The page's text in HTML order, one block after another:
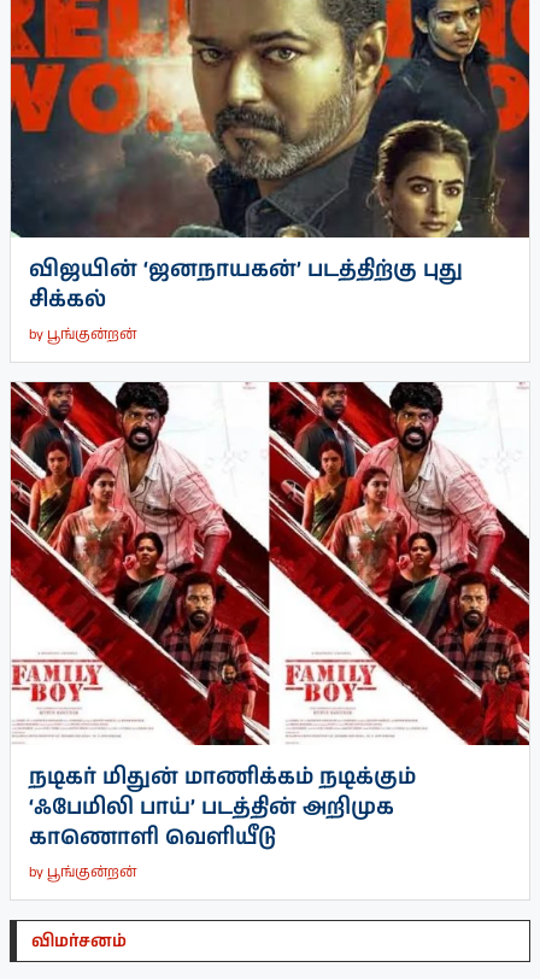
விஜயின் ‘ஜனநாயகன்’ படத்திற்கு புது
சிக்கல்
by பூங்குன்றன்
நடிகர் மிதுன் மாணிக்கம் நடிக்கும்
‘ஃபேமிலி பாய்’ படத்தின் அறிமுக
காணொளி வெளியீடு
by பூங்குன்றன்
விமர்சனம்